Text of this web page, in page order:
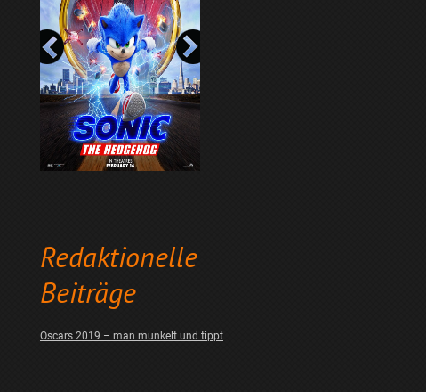
Redaktionelle
Beiträge
Oscars 2019 – man munkelt und tippt